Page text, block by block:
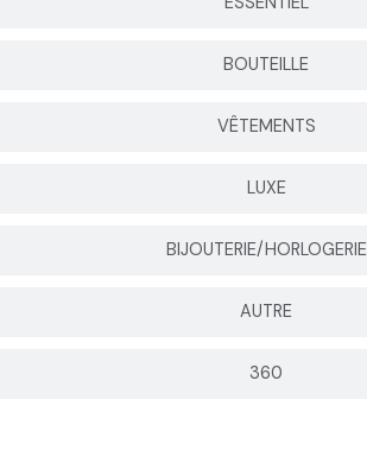
BOUTEILLE
VÊTEMENTS
LUXE
BIJOUTERIE/HORLOGERIE
AUTRE
360